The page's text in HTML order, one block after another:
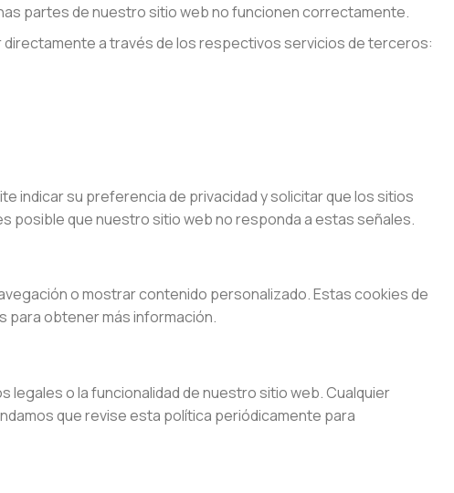
partes de nuestro sitio web no funcionen correctamente.
a través de los respectivos servicios de terceros:
indicar su preferencia de privacidad y solicitar que los sitios
posible que nuestro sitio web no responda a estas señales.
o mostrar contenido personalizado. Estas cookies de
para obtener más información.
o la funcionalidad de nuestro sitio web. Cualquier
que revise esta política periódicamente para